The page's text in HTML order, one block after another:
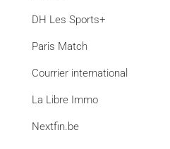
DH Les Sports+
Paris Match
Courrier international
La Libre Immo
Nextfin.be